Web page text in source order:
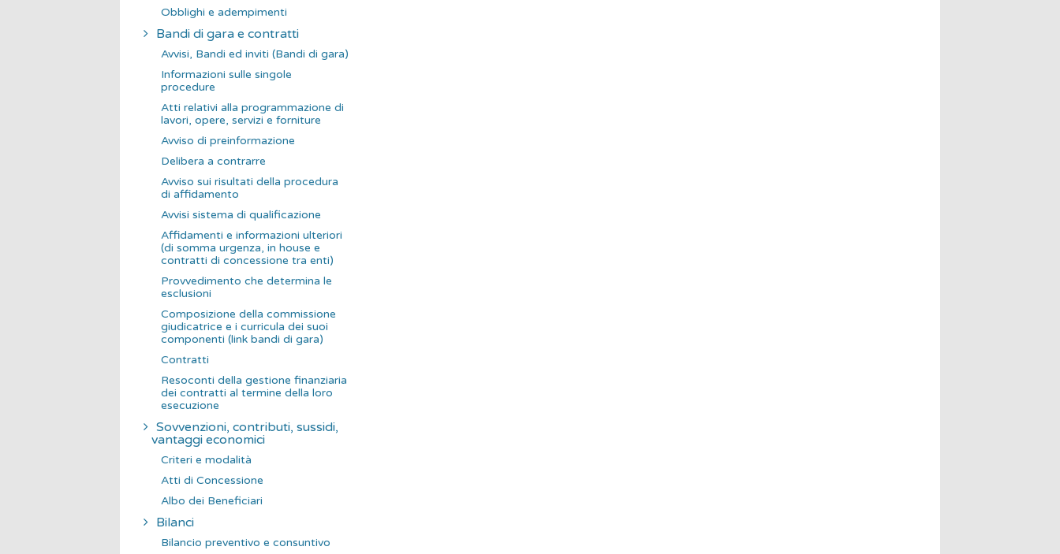
Obblighi e adempimenti
Bandi di gara e contratti
Avvisi, Bandi ed inviti (Bandi di gara)
Informazioni sulle singole
procedure
Atti relativi alla programmazione di
lavori, opere, servizi e forniture
Avviso di preinformazione
Delibera a contrarre
Avviso sui risultati della procedura
di affidamento
Avvisi sistema di qualificazione
Affidamenti e informazioni ulteriori
(di somma urgenza, in house e
contratti di concessione tra enti)
Provvedimento che determina le
esclusioni
Composizione della commissione
giudicatrice e i curricula dei suoi
componenti (link bandi di gara)
Contratti
Resoconti della gestione finanziaria
dei contratti al termine della loro
esecuzione
Sovvenzioni, contributi, sussidi,
vantaggi economici
Criteri e modalità
Atti di Concessione
Albo dei Beneficiari
Bilanci
Bilancio preventivo e consuntivo